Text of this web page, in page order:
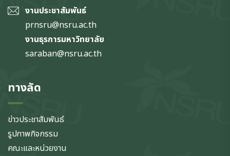
งานประชาสัมพันธ์
prnsru@nsru.ac.th
งานธุรการมหาวิทยาลัย
saraban@nsru.ac.th
ทางลัด
ข่าวประชาสัมพันธ์
รูปภาพกิจกรรม
คณะและหน่วยงาน